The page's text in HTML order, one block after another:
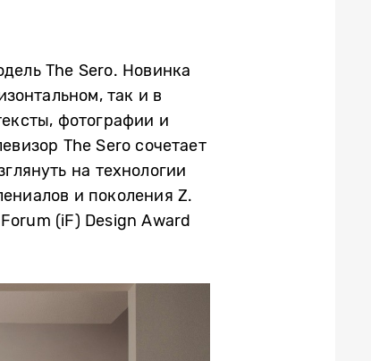
The Sero. Новинка
так и в
фотографии и
The Sero сочетает
на технологии
и поколения Z.
(iF) Design Award